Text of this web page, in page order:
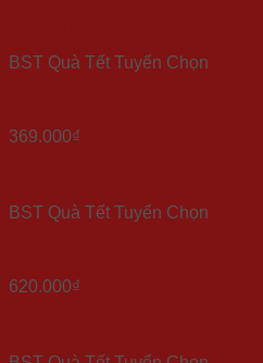
BST Quà Tết Tuyển Chọn
369.000₫
BST Quà Tết Tuyển Chọn
620.000₫